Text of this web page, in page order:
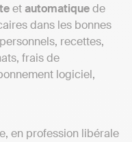
etautomatiquede
dans les bonnes
recettes,
frais de
logiciel,
en profession libérale